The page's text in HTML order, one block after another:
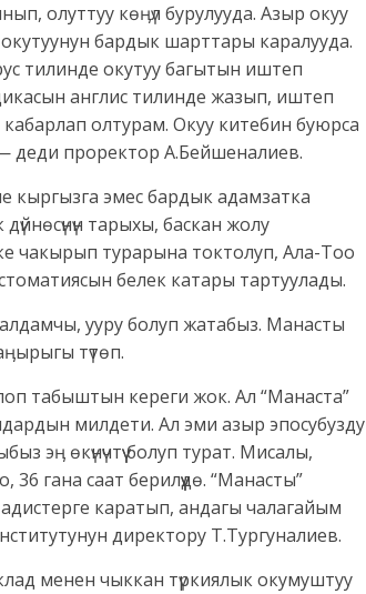
олуттуу көӊүл бурулууда. Азыр окуу
бардык шарттары каралууда.
тилинде окутуу багытын иштеп
англис тилинде жазып, иштеп
олтурам. Окуу китебин буюрса
деди проректор А.Бейшеналиев.
кыргызга эмес бардык адамзатка
тарыхы, баскан жолу
чакырып турарына токтолуп, Ала-Тоо
белек катары тартуулады.
ууру болуп жатабыз. Манасты
түтөп.
табыштын кереги жок. Ал “Манаста”
милдети. Ал эми азыр эпосубузду
эӊ өкүнүчтүү болуп турат. Мисалы,
гана саат берилүүдө. “Манасты”
каратып, андагы чалагайым
директору Т.Тургуналиев.
менен чыккан түркиялык окумуштуу